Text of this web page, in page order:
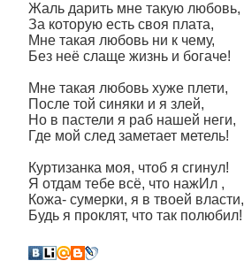
Жаль дарить мне такую любовь,
За которую есть своя плата,
Мне такая любовь ни к чему,
Без неё слаще жизнь и богаче!
Мне такая любовь хуже плети,
После той синяки и я злей,
Но в пастели я раб нашей неги,
Где мой след заметает метель!
Куртизанка моя, чтоб я сгинул!
Я отдам тебе всё, что нажИл ,
Кожа- сумерки, я в твоей власти,
Будь я проклят, что так полюбил!